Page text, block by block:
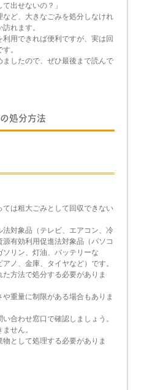
出せないの？」
ど、大きなごみを処分しなけれ
れます。
用できれば便利ですが、実は回
。
したので、ぜひ最後まで読んで
処分方法
は粗大ごみとして回収できない
対象品（テレビ、エアコン、冷
有効利用促進法対象品（パソコ
リン、灯油、バッテリーな
ノ、金庫、タイヤなど）です。
方法で処分する必要がありま
重量に制限がある場合もありま
合わせ窓口で確認しましょう。
せん。
として処理する必要がありま